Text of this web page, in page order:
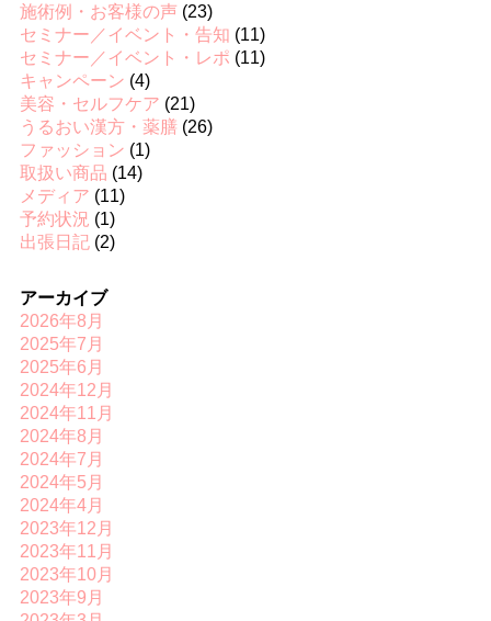
施術例・お客様の声(23)
セミナー／イベント・告知 (11)
セミナー／イベント・レポ (11)
キャンペーン (4)
美容・セルフケア (21)
うるおい漢方・薬膳(26)
ファッション (1)
取扱い商品 (14)
メディア (11)
予約状況 (1)
出張日記(2)
アーカイブ
2026年8月
2025年7月
2025年6月
2024年12月
2024年11月
2024年8月
2024年7月
2024年5月
2024年4月
2023年12月
2023年11月
2023年10月
2023年9月